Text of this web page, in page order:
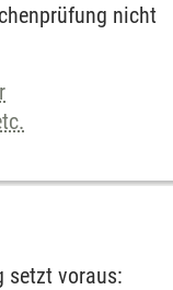
nicht
setzt voraus: